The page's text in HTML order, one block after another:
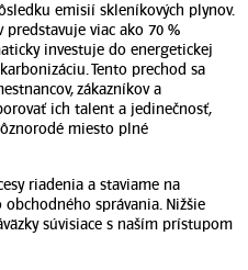
emisií skleníkových plynov.
viac ako 70 %
investuje do energetickej
Tento prechod sa
zákazníkov a
ich talent a jedinečnosť,
miesto plné
riadenia a staviame na
správania. Nižšie
súvisiace s naším prístupom